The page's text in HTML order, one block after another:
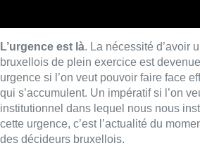
a chargé Pierre Hermant de lister les
site. Pierre Hermant est
Invest Brussels, la société régionale
société anonyme d’intérêt public, le
en mesure d’investir dans des
stratégiques pour l’avenir de la région.
très bien le tissu industriel et
Pierre Hermant a travaillé par le passé
fédération des entreprises de